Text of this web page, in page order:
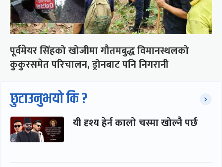
पूर्वमेयर सिंहको खोजीमा गौतमबुद्ध विमानस्थलको
कुकुरसमेत परिचालन, ड्रोनबाट पनि निगरानी
छुटाउनुभयो कि ?
यी दृश्य हेर्न कालो चस्मा खोल्नै पर्छ